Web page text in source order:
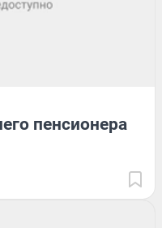
пенсионера